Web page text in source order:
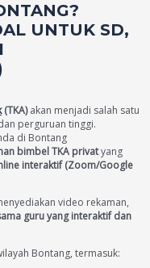
UNTUK SD,
(TKA)akan menjadi salah satu
perguruan tinggi.
di Bontang
bimbel TKA privatyang
interaktif (Zoom/Google
video rekaman,
guru yang interaktif dan
Bontang, termasuk: